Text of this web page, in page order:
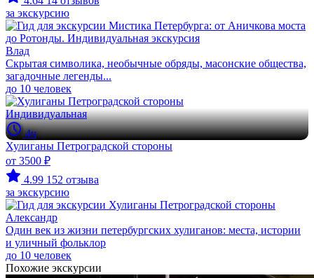
за экскурсию
Влад
Скрытая символика, необычные обряды, масонские общества,
загадочные легенды...
до 10 человек
Индивидуальная
4ч
Хулиганы Петроградской стороны
от 3500 ₽
4.99 152 отзыва
за экскурсию
Александр
Один век из жизни петербургских хулиганов: места, истории
и уличный фольклор
до 10 человек
Похожие экскурсии